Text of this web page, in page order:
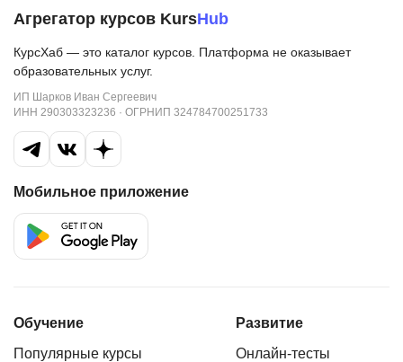
Агрегатор курсов KursHub
КурсХаб — это каталог курсов. Платформа не оказывает
образовательных услуг.
ИП Шарков Иван Сергеевич
ИНН 290303323236 · ОГРНИП 324784700251733
Мобильное приложение
Обучение
Популярные курсы
Развитие
Онлайн-тесты